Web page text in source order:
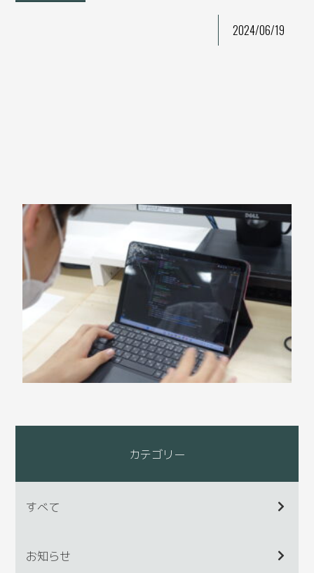
2024/06/19
カテゴリー
すべて
お知らせ